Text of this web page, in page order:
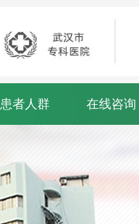
患者人群 在线咨询